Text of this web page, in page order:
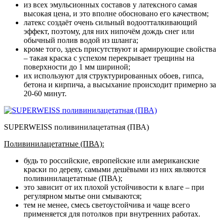
из всех эмульсионных составов у латексного самая
высокая цена, и это вполне обосновано его качеством;
латекс создаёт очень сильный водоотталкивающий
эффект, поэтому, для них нипочём дождь снег или
обычный полив водой из шланга;
кроме того, здесь присутствуют и армирующие свойства
– такая краска с успехом перекрывает трещины на
поверхности до 1 мм шириной;
их используют для структурированных обоев, гипса,
бетона и кирпича, а высыхание происходит примерно за
20-60 минут.
SUPERWEISS поливинилацетатная (ПВА)
Поливинилацетатные (ПВА):
будь то российские, европейские или американские
краски по дереву, самыми дешёвыми из них являются
поливинилацетатные (ПВА);
это зависит от их плохой устойчивости к влаге – при
регулярном мытье они смываются;
тем не менее, смесь светоустойчива и чаще всего
применяется для потолков при внутренних работах.